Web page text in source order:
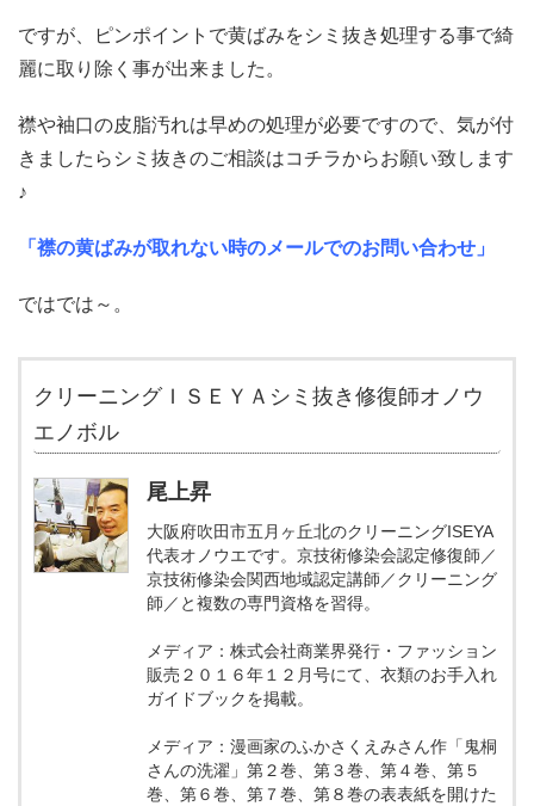
ですが、ピンポイントで黄ばみをシミ抜き処理する事で綺
麗に取り除く事が出来ました。
襟や袖口の皮脂汚れは早めの処理が必要ですので、気が付
きましたらシミ抜きのご相談はコチラからお願い致します
♪
「襟の黄ばみが取れない時のメールでのお問い合わせ」
ではでは～。
クリーニングＩＳＥＹＡシミ抜き修復師オノウ
エノボル
尾上昇
大阪府吹田市五月ヶ丘北のクリーニングISEYA
代表オノウエです。京技術修染会認定修復師／
京技術修染会関西地域認定講師／クリーニング
師／と複数の専門資格を習得。
メディア：株式会社商業界発行・ファッション
販売２０１６年１２月号にて、衣類のお手入れ
ガイドブックを掲載。
メディア：漫画家のふかさくえみさん作「鬼桐
さんの洗濯」第２巻、第３巻、第４巻、第５
巻、第６巻、第７巻、第８巻の表表紙を開けた